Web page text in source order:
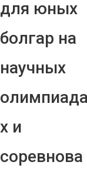
для юных
болгар на
научных
олимпиада
х и
соревнова